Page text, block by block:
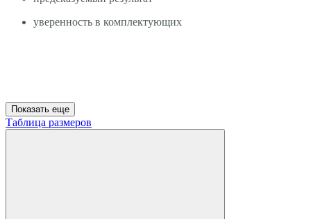
уверенность в комплектующих
Показать еще
Таблица размеров